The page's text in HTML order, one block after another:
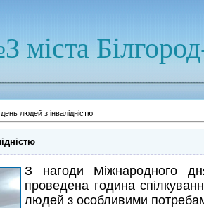
міста
людей з інвалідністю
З нагоди Міжнародного
проведена година
людей з особливими